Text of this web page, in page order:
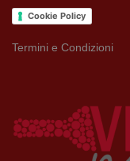
Cookie Policy
Termini e Condizioni